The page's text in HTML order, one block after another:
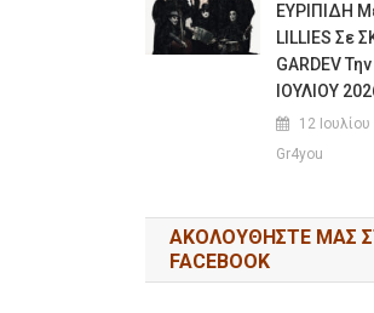
ΕΥΡΙΠΙΔΗ
LILLIES Σε
GARDEV
ΙΟΥΛΙΟΥ
12
Gr4you
ΑΚΟΛΟΥΘΉΣΤΕ ΜΑΣ
FACEBOOK